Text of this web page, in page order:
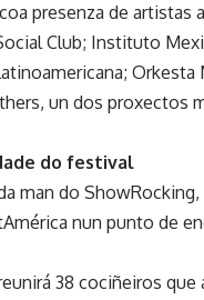
presenza de artistas
Club; Instituto
Orkesta
un dos proxectos
do festival
man do
nun punto de
38 cociñeiros